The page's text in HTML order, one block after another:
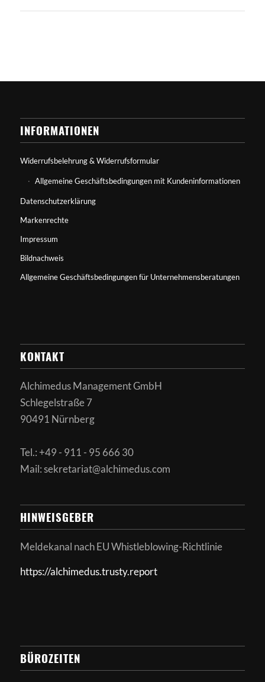
INFORMATIONEN
Widerrufsbelehrung & Widerrufsformular
Allgemeine Geschäftsbedingungen mit Kundeninformationen
Datenschutzerklärung
Markenrechte
Impressum
Bildnachweis
Allgemeine Geschäftsbedingungen für Unternehmensberatungen
KONTAKT
Alchimedus Management GmbH
Schlegelstraße 7
90491 Nürnberg
Tel.: +49 - 911 - 95 666 30
Mail: sekretariat@alchimedus.com
HINWEISGEBER
Meldekanal nachEU Whistleblowing-Richtlinie
https://alchimedus.trusty.report
BÜROZEITEN